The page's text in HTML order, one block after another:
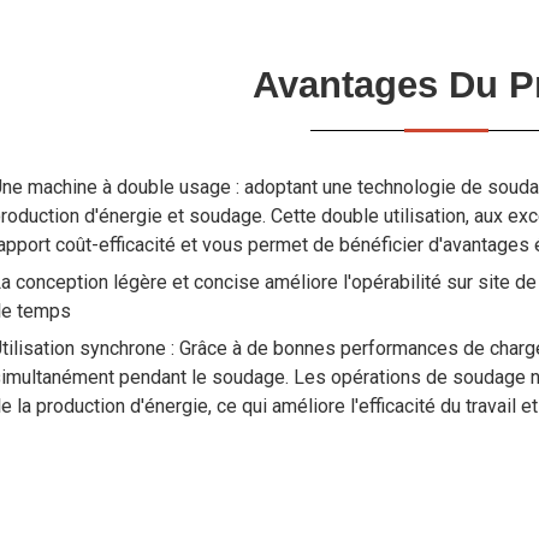
Avantages Du
machine à double usage : adoptant une technologie de
d'énergie et soudage. Cette double utilisation, aux
coût-efficacité et vous permet de bénéficier d'avantages
conception légère et concise améliore l'opérabilité sur site
temps
synchrone : Grâce à de bonnes performances de
pendant le soudage. Les opérations de soudage
la production d'énergie, ce qui améliore l'efficacité du travail